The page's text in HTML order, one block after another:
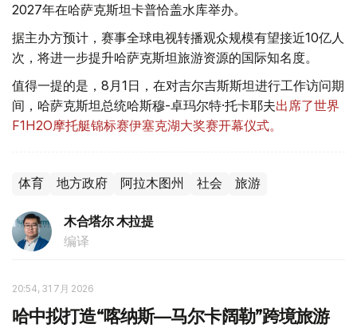
2027年在哈萨克斯坦卡普恰盖水库举办。
据主办方预计，赛事全球电视转播观众规模有望接近10亿人
次，将进一步提升哈萨克斯坦旅游资源的国际知名度。
值得一提的是，8月1日，在对吉尔吉斯斯坦进行工作访问期
间，哈萨克斯坦总统哈斯穆-卓玛尔特·托卡耶夫出席了世界
F1H2O摩托艇锦标赛伊塞克湖大奖赛开幕仪式。
体育 地方政府 阿拉木图州 社会 旅游
木合塔尔 木拉提
编译
20:54, 31 7月 2026
哈中拟打造“喀纳斯—马尔卡阔勒”跨境旅游